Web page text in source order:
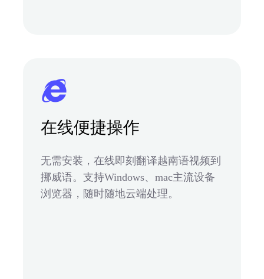
在线便捷操作
无需安装，在线即刻翻译越南语视频到
挪威语。支持Windows、mac主流设备
浏览器，随时随地云端处理。